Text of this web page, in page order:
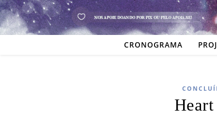
CRONOGRAMA